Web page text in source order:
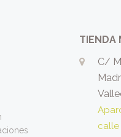
TIENDA
C/
calle